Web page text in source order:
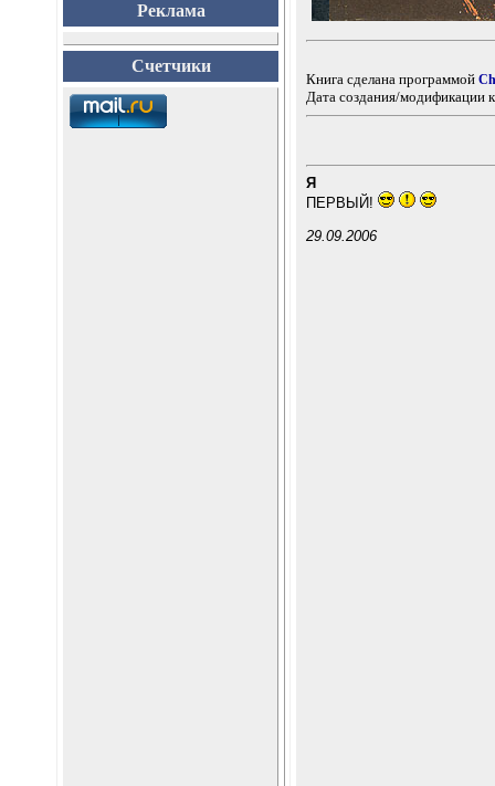
Реклама
Счетчики
Книга сделана программой
Дата создания/модификации
Я
ПЕРВЫЙ!
29.09.2006